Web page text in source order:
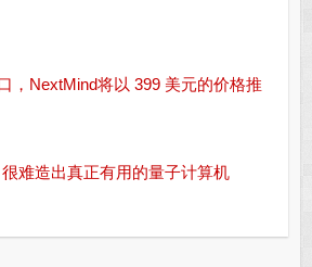
，NextMind将以 399 美元的价格推
很难造出真正有用的量子计算机